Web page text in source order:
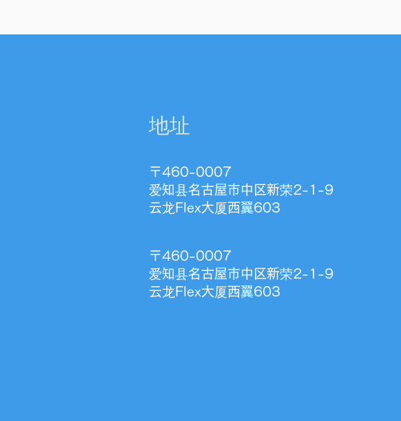
地址
〒460-0007
爱知县名古屋市中区新荣2-1-9
云龙Flex大厦西翼603
〒460-0007
爱知县名古屋市中区新荣2-1-9
云龙Flex大厦西翼603